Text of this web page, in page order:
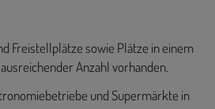
Freistellplätze sowie Plätze in einem
Anzahl vorhanden.
und Supermärkte in